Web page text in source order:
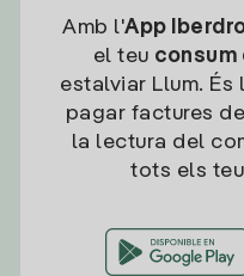
Amb l'App
el teu
estalviar Llum.
pagar factures
la lectura del
tots els